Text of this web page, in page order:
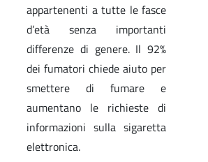
appartenenti a tutte le fasce
d’età senza importanti
differenze di genere. Il 92%
dei fumatori chiede aiuto per
smettere di fumare e
aumentano le richieste di
informazioni sulla sigaretta
elettronica.